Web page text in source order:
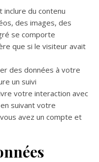
du contenu
des images, des
se comporte
que si le visiteur avait
des données à votre
un suivi
votre interaction avec
suivant votre
avez un compte et